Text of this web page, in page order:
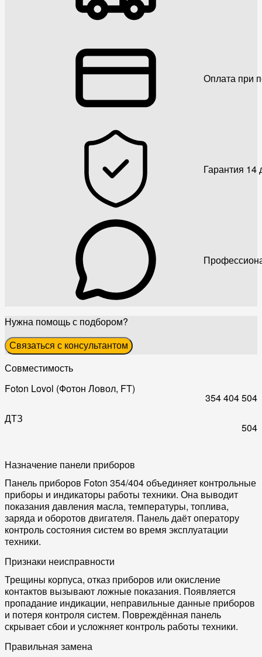
Оплата при
Гарантия 14
Нужна помощь с подбором?
Связаться с консультантом
Совместимость
Foton Lovol (Фотон Ловол, FT)
354404504
ДТЗ
504
Назначение панели приборов
Панель приборов Foton 354/404 объединяет контрольные
приборы и индикаторы работы техники. Она выводит
показания давления масла, температуры, топлива,
заряда и оборотов двигателя. Панель даёт оператору
контроль состояния систем во время эксплуатации
техники.
Признаки неисправности
Трещины корпуса, отказ приборов или окисление
контактов вызывают ложные показания. Появляется
пропадание индикации, неправильные данные приборов
и потеря контроля систем. Повреждённая панель
скрывает сбои и усложняет контроль работы техники.
Правильная замена